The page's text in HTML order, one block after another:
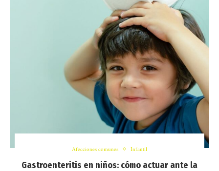
Afecciones comunes Infantil
Gastroenteritis en niños: cómo actuar ante la